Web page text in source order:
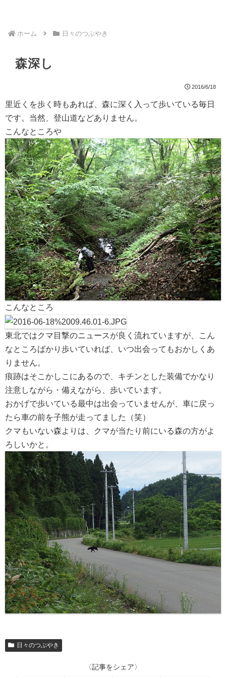
ホーム 日々のつぶやき
森深し
2016/6/18
里近くを歩く時もあれば、森に深く入って歩いている毎日
です。当然、登山道などありません。
こんなところや
こんなところ
東北ではクマ目撃のニュースが良く流れていますが、こん
なところばかり歩いていれば、いつ出会ってもおかしくあ
りません。
痕跡はそこかしこにあるので、キチンとした装備でかなり
注意しながら・備えながら、歩いています。
おかげで歩いている最中は出会っていませんが、車に戻っ
たら車の前を子熊が走ってました（笑）
クマもいない森よりは、クマが当たり前にいる森の方がよ
ろしいかと。
日々のつぶやき
〈記事をシェア〉